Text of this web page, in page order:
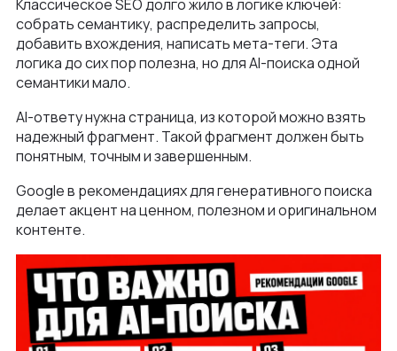
Классическое SEO долго жило в логике ключей:
собрать семантику, распределить запросы,
добавить вхождения, написать мета-теги. Эта
логика до сих пор полезна, но для AI-поиска одной
семантики мало.
AI-ответу нужна страница, из которой можно взять
надежный фрагмент. Такой фрагмент должен быть
понятным, точным и завершенным.
Google в рекомендациях для генеративного поиска
делает акцент на ценном, полезном и оригинальном
контенте.